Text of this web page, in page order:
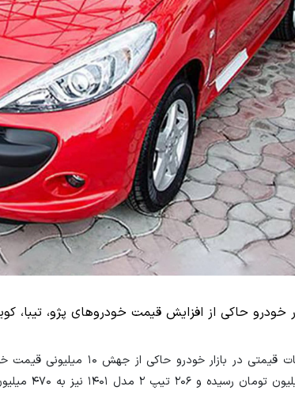
خودرو حاکی از افزایش قیمت خودروهای پژو،